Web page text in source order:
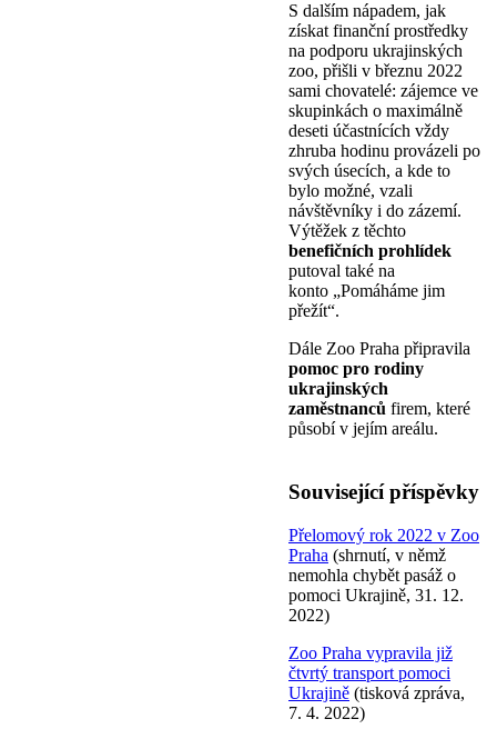
S dalším nápadem, jak
získat finanční prostředky
na podporu ukrajinských
zoo, přišli v březnu 2022
sami chovatelé: zájemce ve
skupinkách o maximálně
deseti účastnících vždy
zhruba hodinu provázeli po
svých úsecích, a kde to
bylo možné, vzali
návštěvníky i do zázemí.
Výtěžek z těchto
benefičních prohlídek
putoval také na
konto „Pomáháme jim
přežít“.
Dále Zoo Praha připravila
pomoc pro rodiny
ukrajinských
zaměstnanců firem, které
působí v jejím areálu.
Související příspěvky
Přelomový rok 2022 v Zoo
Praha (shrnutí, v němž
nemohla chybět pasáž o
pomoci Ukrajině, 31. 12.
2022)
Zoo Praha vypravila již
čtvrtý transport pomoci
Ukrajině (tisková zpráva,
7. 4. 2022)